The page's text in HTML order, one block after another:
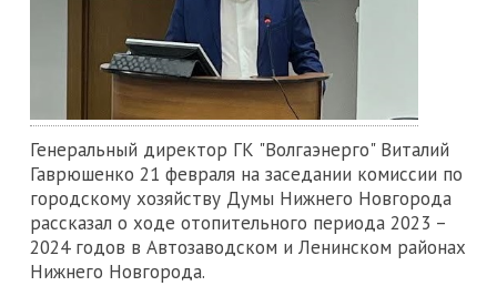
Генеральный директор ГК "Волгаэнерго" Виталий
Гаврюшенко 21 февраля на заседании комиссии по
городскому хозяйству Думы Нижнего Новгорода
рассказал о ходе отопительного периода 2023 –
2024 годов в Автозаводском и Ленинском районах
Нижнего Новгорода.